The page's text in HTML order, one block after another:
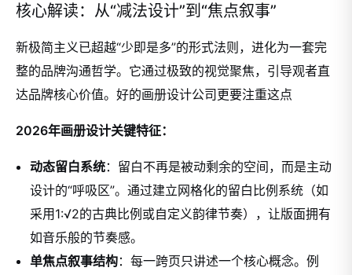
核心解读：从“减法设计”到“焦点叙事”
新极简主义已超越“少即是多”的形式法则，进化为一套完
整的品牌沟通哲学。它通过极致的视觉聚焦，引导观者直
达品牌核心价值。 好的画册设计公司更要注重这点
2026年画册设计关键特征：
动态留白系统：留白不再是被动剩余的空间，而是主动
设计的“呼吸区”。通过建立网格化的留白比例系统（如
采用1:√2的古典比例或自定义韵律节奏），让版面拥有
如音乐般的节奏感。
单焦点叙事结构：每一跨页只讲述一个核心概念。例